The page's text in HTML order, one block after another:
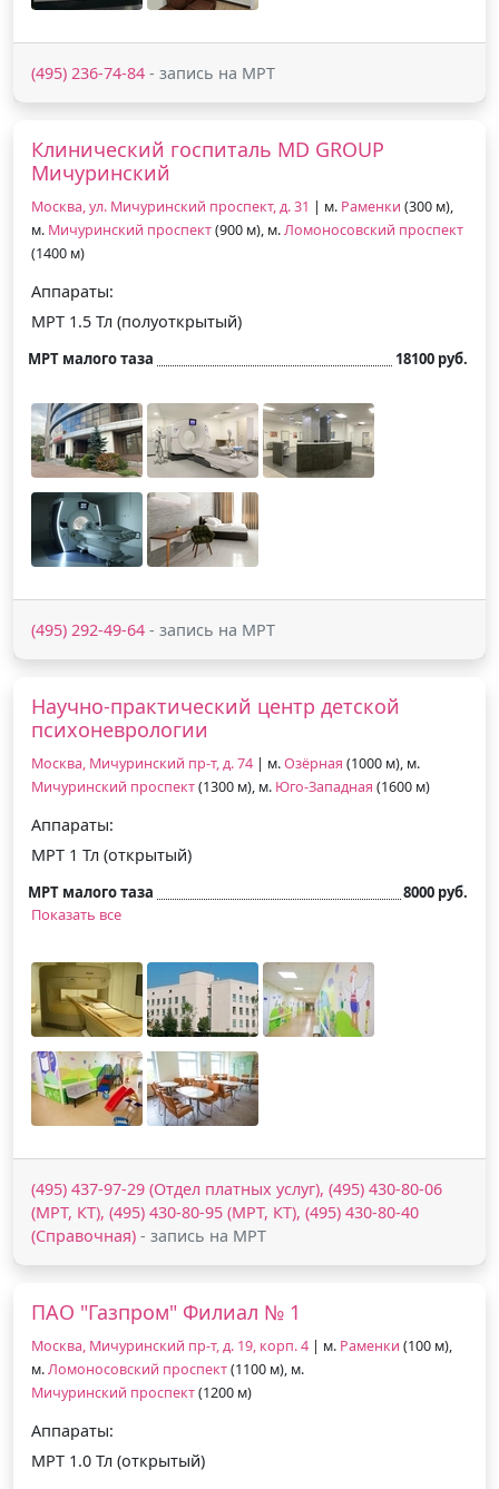
(495) 236-74-84 - запись на МРТ
Клинический госпиталь MD GROUP
Мичуринский
Москва, ул. Мичуринский проспект, д. 31 | м. Раменки (300 м),
м. Мичуринский проспект(900 м), м.Ломоносовский проспект
(1400 м)
Аппараты:
МРТ 1.5 Тл (полуоткрытый)
МРТ малого таза 18100 руб.
(495) 292-49-64 - запись на МРТ
Научно-практический центр детской
психоневрологии
Москва, Мичуринский пр-т, д. 74 | м.Озёрная (1000 м), м.
Мичуринский проспект(1300 м), м. Юго-Западная (1600 м)
Аппараты:
МРТ 1 Тл (открытый)
МРТ малого таза
8000 руб.
Показать все
(495) 437-97-29 (Отдел платных услуг), (495) 430-80-06
(МРТ, КТ), (495) 430-80-95 (МРТ, КТ), (495) 430-80-40
(Справочная) - запись на МРТ
ПАО "Газпром" Филиал № 1
Москва, Мичуринский пр-т, д. 19, корп. 4 | м. Раменки (100 м),
м.Ломоносовский проспект(1100 м), м.
Мичуринский проспект(1200 м)
Аппараты:
МРТ 1.0 Тл (открытый)